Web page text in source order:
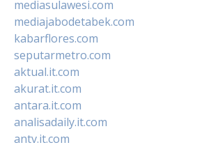
mediasulawesi.com
mediajabodetabek.com
kabarflores.com
seputarmetro.com
aktual.it.com
akurat.it.com
antara.it.com
analisadaily.it.com
antv.it.com